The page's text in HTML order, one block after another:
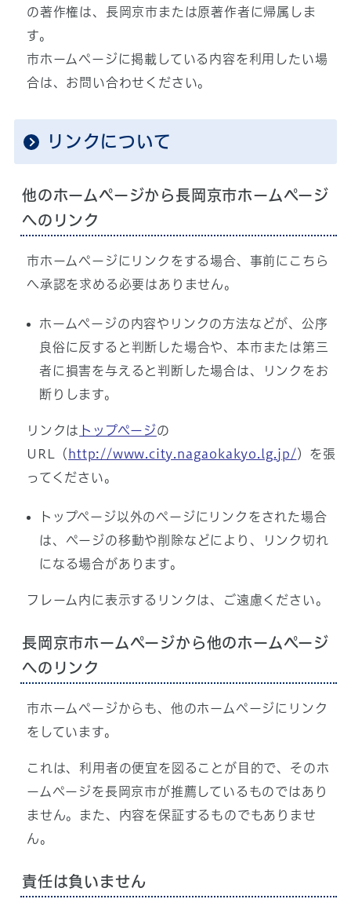
の著作権は、長岡京市または原著作者に帰属しま
す。
市ホームページに掲載している内容を利用したい場
合は、お問い合わせください。
リンクについて
他のホームページから長岡京市ホームページ
へのリンク
市ホームページにリンクをする場合、事前にこちら
へ承認を求める必要はありません。
ホームページの内容やリンクの方法などが、公序
良俗に反すると判断した場合や、本市または第三
者に損害を与えると判断した場合は、リンクをお
断りします。
リンクは トップページの
URL（ http://www.city.nagaokakyo.lg.jp/ ）を張
ってください。
トップページ以外のページにリンクをされた場合
は、ページの移動や削除などにより、リンク切れ
になる場合があります。
フレーム内に表示するリンクは、ご遠慮ください。
長岡京市ホームページから他のホームページ
へのリンク
市ホームページからも、他のホームページにリンク
をしています。
これは、利用者の便宜を図ることが目的で、そのホ
ームページを長岡京市が推薦しているものではあり
ません。また、内容を保証するものでもありませ
ん。
責任は負いません